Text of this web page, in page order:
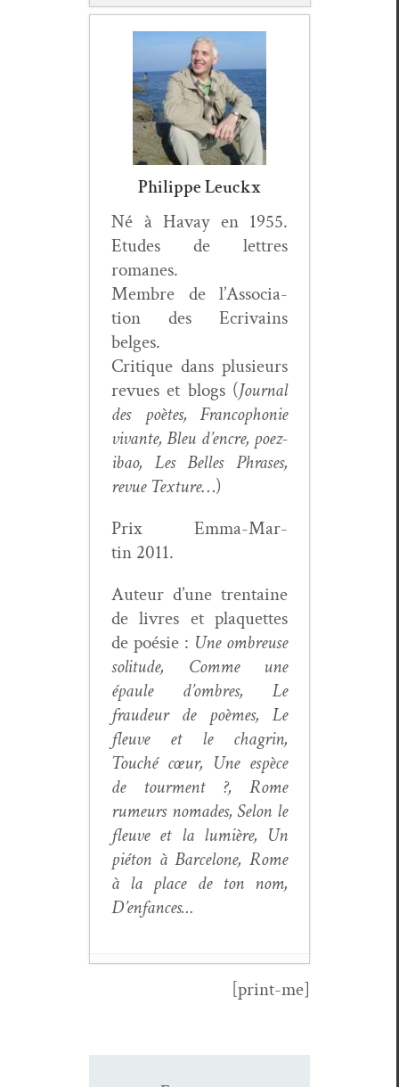
Philippe Leuckx
Né à Havay en 1955.
Etudes de let­tres
romanes.
Mem­bre de l’As­so­ci­a­
tion des Ecrivains
belges.
Cri­tique dans plusieurs
revues et blogs (Jour­nal
des poètes, Fran­coph­o­nie
vivante, Bleu d’en­cre, poez­
ibao, Les Belles Phras­es,
revue Tex­ture…)
Prix Emma-Mar­
tin 2011.
Auteur d’une trentaine
de livres et pla­que­ttes
de poésie : Une ombreuse
soli­tude, Comme une
épaule d’om­bres, Le
fraudeur de poèmes, Le
fleuve et le cha­grin,
Touché cœur, Une espèce
de tour­ment ?, Rome
rumeurs nomades, Selon le
fleuve et la lumière, Un
pié­ton à Barcelone, Rome
à la place de ton nom,
D’enfances…
Luminitza C.[print-me]